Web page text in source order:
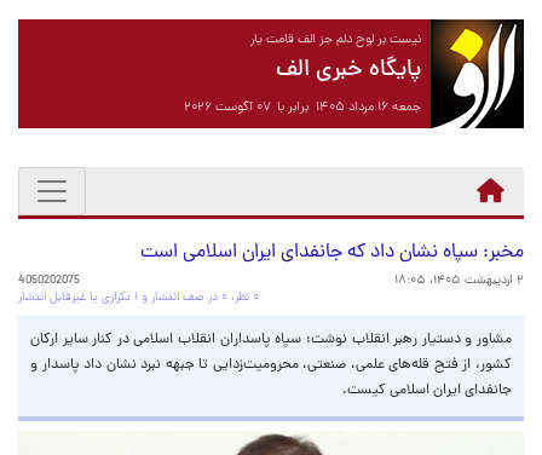
نیست بر لوح دلم جز الف قامت یار
پایگاه خبری الف
جمعه ۱۶ مرداد ۱۴۰۵ برابر با ۰۷ آگوست ۲۰۲۶
مخبر: سپاه نشان داد که جانفدای ایران‌ اسلامی است
۲ اردیبهشت ۱۴۰۵، ۱۸:۰۵
4050202075
۰ نظر، ۰ در صف انتشار و ۱ تکراری یا غیرقابل انتشار
مشاور و دستیار رهبر انقلاب نوشت: سپاه پاسداران انقلاب اسلامی در کنار سایر ارکان
کشور، از فتح قله‌های علمی، صنعتی، محرومیت‌زدایی تا جبهه‌ نبرد نشان داد پاسدار و
جانفدای ایران‌ اسلامی کیست.